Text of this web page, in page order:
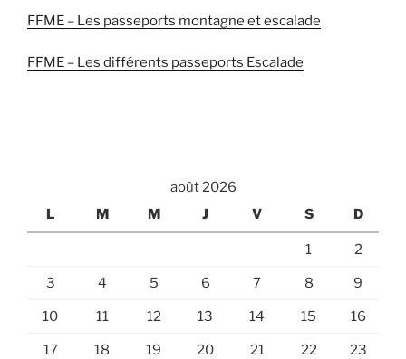
FFME – Les passeports montagne et escalade
FFME – Les différents passeports Escalade
août 2026
L
M M J V S D
1 2
3 4 5 6 7 8 9
10 11 12 13 14 15 16
17 18 19 20 21 22 23